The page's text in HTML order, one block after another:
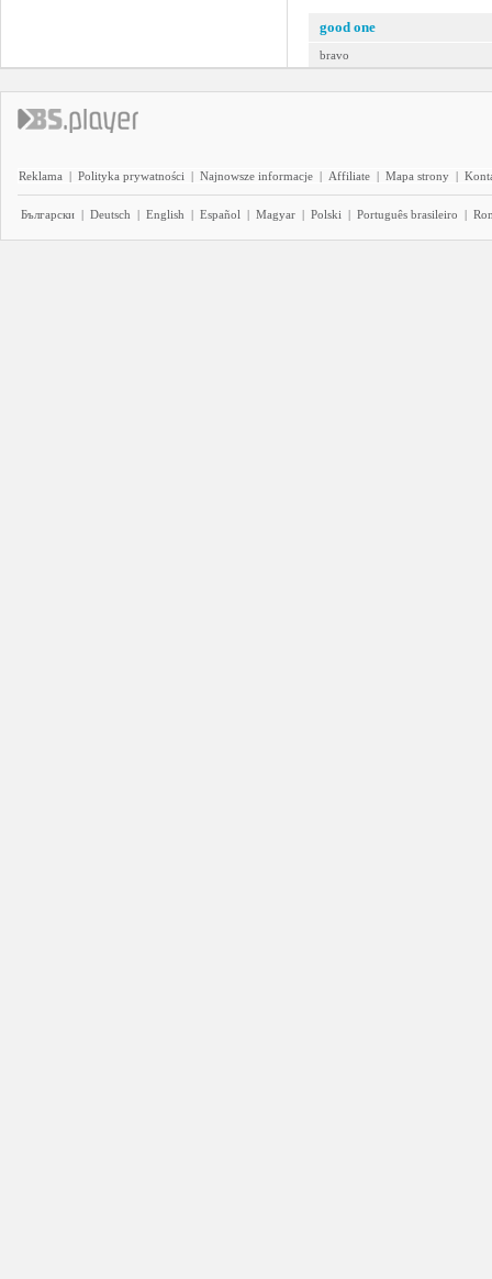
good one
bravo
Reklama | Polityka prywatności | Najnowsze informacje | Affiliate | Mapa strony |
Български | Deutsch | English | Español | Magyar | Polski | Português brasileiro |